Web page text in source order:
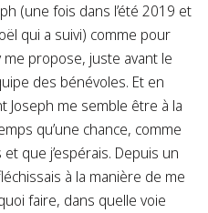
(une fois dans l’été 2019 et
qui a suivi) comme pour
me propose, juste avant le
des bénévoles. Et en
Joseph me semble être à la
qu’une chance, comme
que j’espérais. Depuis un
à la manière de me
faire, dans quelle voie